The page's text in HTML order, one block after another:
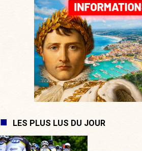
LES PLUS LUS DU JOUR